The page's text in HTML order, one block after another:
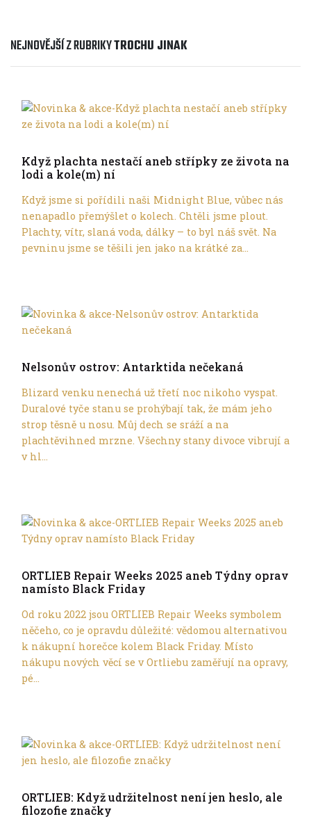
NEJNOVĚJŠÍ Z RUBRIKYTROCHU JINAK
Když plachta nestačí aneb střípky ze života na
lodi a kole(m) ní
Když jsme si pořídili naši Midnight Blue, vůbec nás
nenapadlo přemýšlet o kolech. Chtěli jsme plout.
Plachty, vítr, slaná voda, dálky – to byl náš svět. Na
pevninu jsme se těšili jen jako na krátké za...
Nelsonův ostrov: Antarktida nečekaná
Blizard venku nenechá už třetí noc nikoho vyspat.
Duralové tyče stanu se prohýbají tak, že mám jeho
strop těsně u nosu. Můj dech se sráží a na
plachtěvihned mrzne. Všechny stany divoce vibrují a
v hl...
ORTLIEB Repair Weeks 2025 aneb Týdny oprav
namísto Black Friday
Od roku 2022 jsou ORTLIEB Repair Weeks symbolem
něčeho, co je opravdu důležité: vědomou alternativou
k nákupní horečce kolem Black Friday. Místo
nákupu nových věcí se v Ortliebu zaměřují na opravy,
pé...
ORTLIEB: Když udržitelnost není jen heslo, ale
filozofie značky